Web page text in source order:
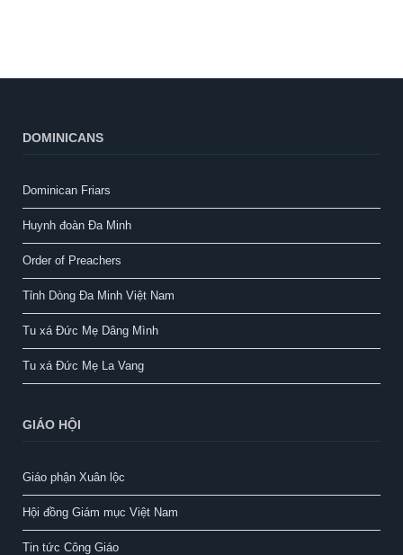
DOMINICANS
Dominican Friars
Huynh đoàn Đa Minh
Order of Preachers
Tỉnh Dòng Đa Minh Việt Nam
Tu xá Đức Mẹ Dâng Mình
Tu xá Đức Mẹ La Vang
GIÁO HỘI
Giáo phận Xuân lộc
Hội đồng Giám mục Việt Nam
Tin tức Công Giáo